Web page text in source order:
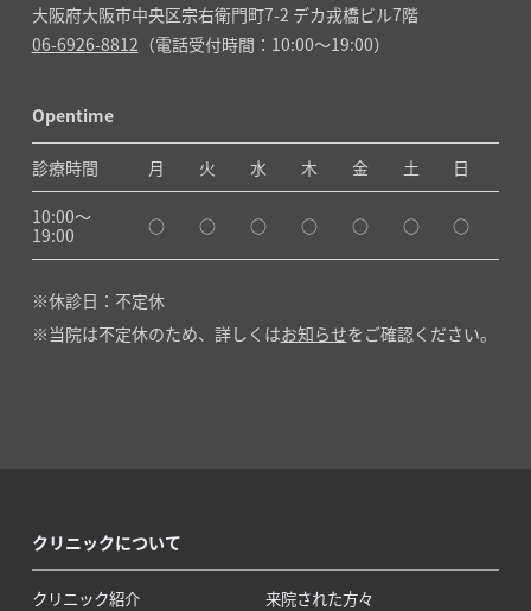
大阪府大阪市中央区宗右衛門町7-2 デカ戎橋ビル7階
06-6926-8812 （電話受付時間：10:00～19:00）
Opentime
診療時間 月 火 水 木 金 土 日
10:00〜
19:00
○ ○ ○ ○ ○ ○ ○
休診日：不定休
当院は不定休のため、詳しくはお知らせをご確認ください。
クリニックについて
クリニック紹介
来院された方々